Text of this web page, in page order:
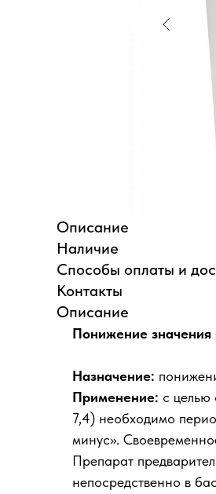
Описание
Наличие
Способы оплаты и
Контакты
Описание
Понижение значения
Назначение:
Применение: с целью
7,4) необходимо
минус».
Препарат
непосредственно в